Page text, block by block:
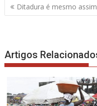
Navegação
de
Ditadura é mesmo assim
Artigos